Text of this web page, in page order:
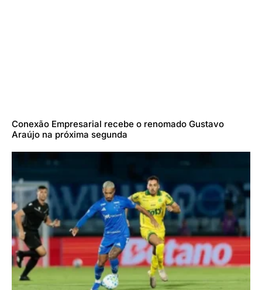
Conexão Empresarial recebe o renomado Gustavo
Araújo na próxima segunda